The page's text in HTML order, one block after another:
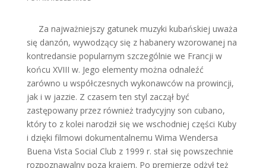
Za najważniejszy gatunek muzyki kubańskiej uważa
się danzón, wywodzący się z habanery wzorowanej na
kontredansie popularnym szczególnie we Francji w
końcu XVIII w. Jego elementy można odnaleźć
zarówno u współczesnych wykonawców na prowincji,
jak i w jazzie. Z czasem ten styl zaczął być
zastępowany przez również tradycyjny son cubano,
który to z kolei narodził się we wschodniej części Kuby
i dzięki filmowi dokumentalnemu Wima Wendersa
Buena Vista Social Club z 1999 r. stał się powszechnie
rozpoznawalny poza krajem. Po premierze odżył też